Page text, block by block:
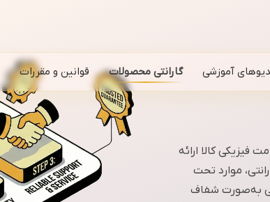
آموزشی گارانتی محصولات قوانین و مقررات
کالا ارائه
موارد تحت
به‌صورت شفاف